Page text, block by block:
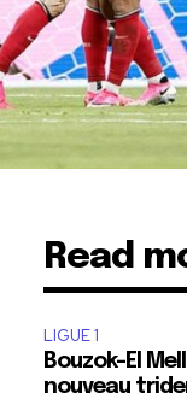
Read
LIGUE 1
Bouzok-El
nouveau